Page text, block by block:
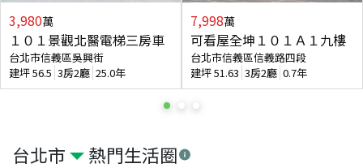
台北市 熱門生活圈
3,980萬
１０１景觀北醫電梯三房車
台北市信義區吳興街
建坪56.5 3房2廳 25.0年
7,998萬
可看屋全坤１０１Ａ１九樓
台北市信義區信義路四段
建坪51.63 3房2廳 0.7年